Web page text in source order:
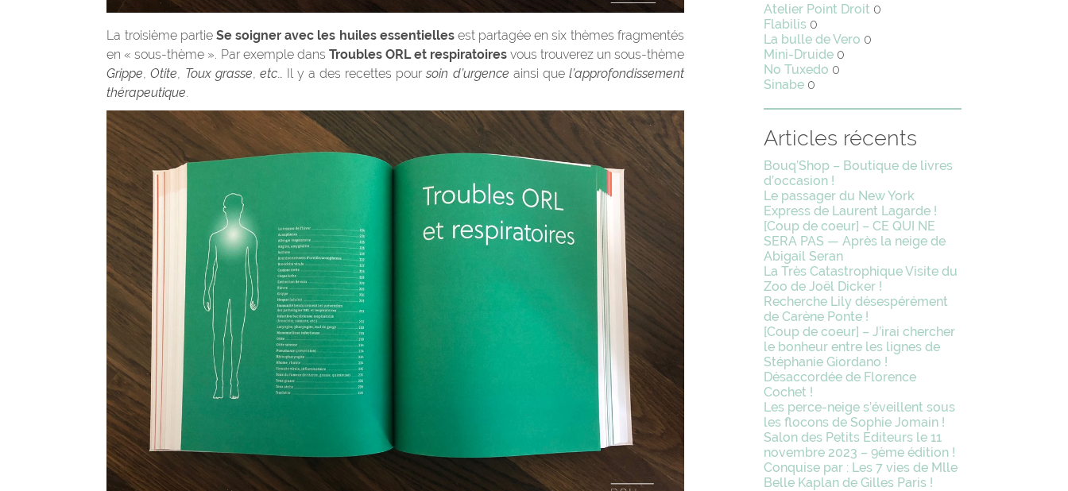
La troisième partie Se soigner avec les huiles essentiellesest partagée en six thèmes fragmentés
en « sous-thème ». Par exemple dans Troubles ORL et respiratoiresvous trouverez un sous-thème
Grippe,Otite, Toux grasse, etc… Il y a des recettes poursoin d’urgence ainsi que l’approfondissement
thérapeutique.
Atelier Point Droit 0
Flabilis0
La bulle de Vero 0
Mini-Druide0
No Tuxedo 0
Sinabe0
Articles récents
Bouq’Shop – Boutique de livres
d’occasion !
Le passager du New York
Express de Laurent Lagarde !
[Coup de coeur] – CE QUI NE
SERA PAS — Après la neige de
Abigail Seran
La Très Catastrophique Visite du
Zoo de Joël Dicker !
Recherche Lily désespérément
de Carène Ponte !
[Coup de coeur] – J’irai chercher
le bonheur entre les lignes de
Stéphanie Giordano !
Désaccordée de Florence
Cochet !
Les perce-neige s’éveillent sous
les flocons de Sophie Jomain !
Salon des Petits Éditeurs le 11
novembre 2023 – 9ème édition !
Conquise par : Les 7 vies de Mlle
Belle Kaplan de Gilles Paris !